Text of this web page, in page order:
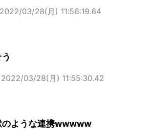
2022/03/28(月) 11:56:19.64
2022/03/28(月) 11:55:30.42
のような連携wwwww